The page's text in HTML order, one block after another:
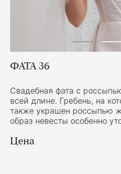
ФАТА 36
Свадебная фата с
всей длине. Гребень, на
также украшен россыпью
образ невесты особенно
Цена